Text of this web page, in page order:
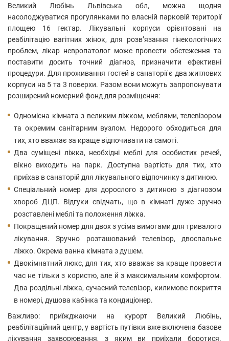
Великий Любінь Львівська обл, можна щодня
насолоджуватися прогулянками по власній парковій території
площею 16 гектар. Лікувальні корпуси орієнтовані на
реабілітацію вагітних жінок, для розв’язання гінекологічних
проблем, лікар невропатолог може провести обстеження та
поставити досить точний діагноз, призначити ефективні
процедури. Для проживання гостей в санаторії є два житлових
корпуси на 5 та 3 поверхи. Разом вони можуть запропонувати
розширений номерний фонд для розміщення:
Одномісна кімната з великим ліжком, меблями, телевізором
та окремим санітарним вузлом. Недорого обходиться для
тих, хто вважає за краще відпочивати на самоті.
Два суміщені ліжка, необхідні меблі для особистих речей,
вікно виходить на парк. Доступна вартість для тих, хто
приїхав в санаторій для лікувального відпочинку з дитиною.
Спеціальний номер для дорослого з дитиною з діагнозом
хвороб ДЦП. Відгуки свідчать, що в кімнаті дуже зручно
розставлені меблі та положення ліжка.
Покращений номер для двох з усіма вимогами для тривалого
лікування. Зручно розташований телевізор, двоспальне
ліжко. Окрема ванна кімната з душем.
Двокімнатний люкс, для тих, хто вважає за краще провести
час не тільки з користю, але й з максимальним комфортом.
Два роздільні ліжка, сучасний телевізор, килимове покриття
в номері, душова кабінка та кондиціонер.
Важливо: приїжджаючи на курорт Великий Любінь,
реабілітаційний центр, у вартість путівки вже включена базове
лікування захворювання, з яким ви приїхали боротися.